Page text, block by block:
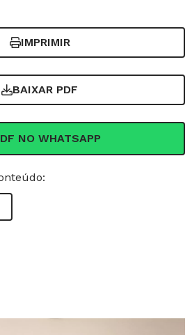
IMPRIMIR
BAIXAR PDF
NO WHATSAPP